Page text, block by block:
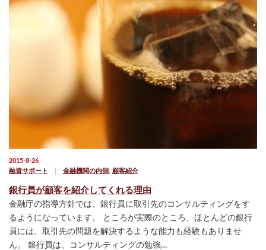
2015-8-26
融資サポート
金融機関の内側 顧客紹介
銀行員が顧客を紹介してくれる理由
金融庁の指導方針では、銀行員に取引先のコンサルティングをす
るようになっています。 ところが実際のところ、ほとんどの銀行
員には、取引先の問題を解決するような能力も経験もありませ
ん。 銀行員は、コンサルティングの勉強…